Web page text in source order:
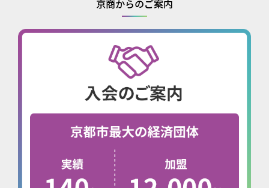
京商からのご案内